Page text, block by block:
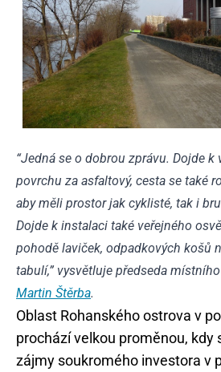
“Jedná se o dobrou zprávu. Dojde k
povrchu za asfaltový, cesta se také
aby měli prostor jak cyklisté, tak i
Dojde k instalaci také veřejného
pohodě laviček, odpadkových košů
tabulí,” vysvětluje předseda
Martin Štěrba.
Oblast Rohanského ostrova v
prochází velkou proměnou, kdy
zájmy soukromého investora v